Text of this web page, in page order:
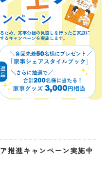
推進キャンペーン実施中